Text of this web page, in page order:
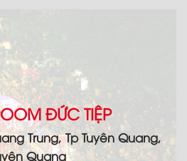
ĐỨC TIỆP
Trung, Tp Tuyên Quang,
Quang